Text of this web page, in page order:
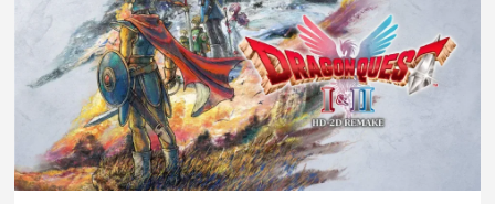
Rumeurs
Nintendo Direct
Tests et previews